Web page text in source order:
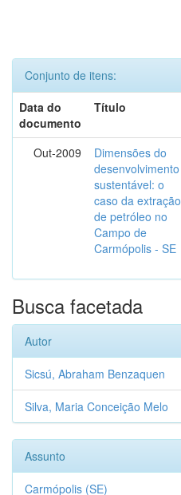
Conjunto de itens:
Data do
documento
Título
Out-2009
Dimensões do
desenvolvimento
sustentável: o
caso da extração
de petróleo no
Campo de
Carmópolis - SE
Busca facetada
Autor
Sicsú, Abraham Benzaquen
Silva, Maria Conceição Melo
Assunto
Carmópolis (SE)